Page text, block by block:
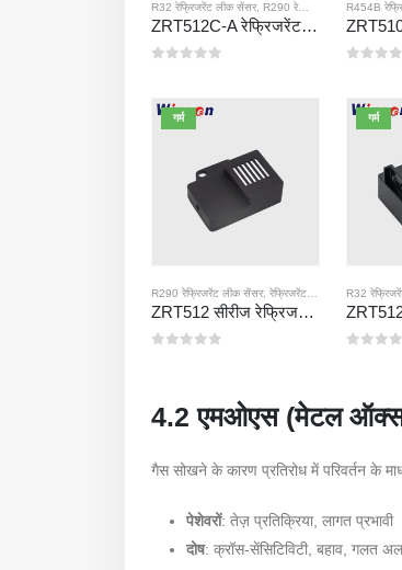
R32 रेफ्रिजरेंट लीक सेंसर, R290 रेफ्रिजरेंट लीक सेंसर ,
ZRT512C-A रेफ्रिजरेंट डिटेक्शन मॉड्यूल | R32, R454B, R290 के लिए NDIR गैस सेंसर | व्यापक वोल्टेज बिजली की आपूर्ति
R454B
गर्म
R290 रेफ्रिजरेंट लीक सेंसर, रेफ्रिजरेंट गैस सेंसर
ZRT512 सीरीज रेफ्रिजरेंट डिटेक्शन मॉड्यूल
गर्म
R32
4.2 एमओएस (मेटल
गैस सोखने के कारण प्रतिरोध में परिवर्तन के
पेशेवरों: तेज़ प्रतिक्रिया, लागत प्रभावी
दोष: क्रॉस-सेंसिटिविटी, बहाव, गलत